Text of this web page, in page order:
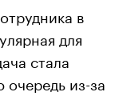
в
для
стала
очередь из-за